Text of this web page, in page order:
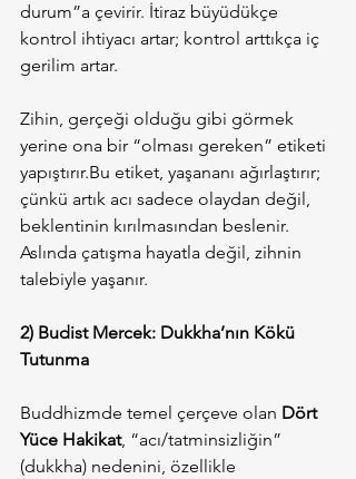
durum”a çevirir. İtiraz büyüdükçe
kontrol ihtiyacı artar; kontrol arttıkça iç
gerilim artar.
Zihin, gerçeği olduğu gibi görmek
yerine ona bir “olması gereken” etiketi
yapıştırır.Bu etiket, yaşananı ağırlaştırır;
çünkü artık acı sadece olaydan değil,
beklentinin kırılmasından beslenir.
Aslında çatışma hayatla değil, zihnin
talebiyle yaşanır.
2) Budist Mercek: Dukkha’nın Kökü
Tutunma
Buddhizmde temel çerçeve olan Dört
Yüce Hakikat, “acı/tatminsizliğin”
(dukkha) nedenini, özellikle